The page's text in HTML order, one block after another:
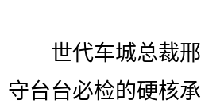
世代车城总裁邢
守台台必检的硬核